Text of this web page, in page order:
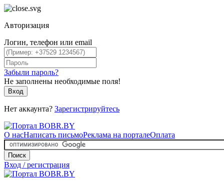
Авторизация
Логин, телефон или email
Забыли пароль?
Не заполнены необходимые поля!
Вход
Нет аккаунта? Зарегистрируйтесь
О насНаписать письмоРеклама на порталеОплата
Поиск
Вход / регистрация